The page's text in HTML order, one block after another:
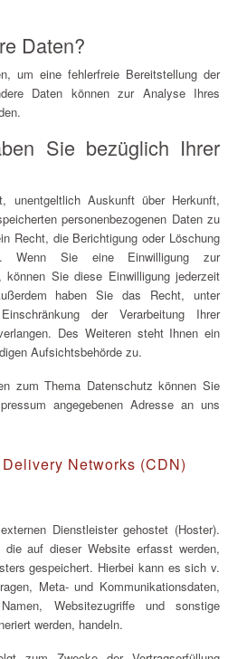
Daten?
um eine fehlerfreie Bereitstellung der
Daten können zur Analyse Ihres
Sie bezüglich Ihrer
unentgeltlich Auskunft über Herkunft,
personenbezogenen Daten zu
Recht, die Berichtigung oder Löschung
Wenn Sie eine Einwilligung zur
können Sie diese Einwilligung jederzeit
haben Sie das Recht, unter
der Verarbeitung Ihrer
Des Weiteren steht Ihnen ein
Aufsichtsbehörde zu.
zum Thema Datenschutz können Sie
angegebenen Adresse an uns
Networks (CDN)
Dienstleister gehostet (Hoster).
die auf dieser Website erfasst werden,
gespeichert. Hierbei kann es sich v.
Meta- und Kommunikationsdaten,
Websitezugriffe und sonstige
werden, handeln.